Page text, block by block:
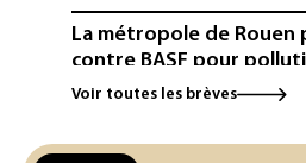
La métropole de
contre BASF pour
Canicule: à l'arrêt depuis
Voir toutes les brèves